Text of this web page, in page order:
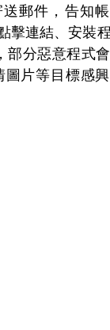
郵件，告知
連結、安裝
部分惡意程式
片等目標感